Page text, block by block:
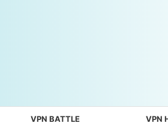
VPN BATTLE VPN